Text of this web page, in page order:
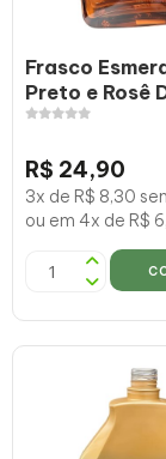
Frasco
Preto e Rosê
R$ 24,90
3x de R$ 8,30
ou em 4x de R$